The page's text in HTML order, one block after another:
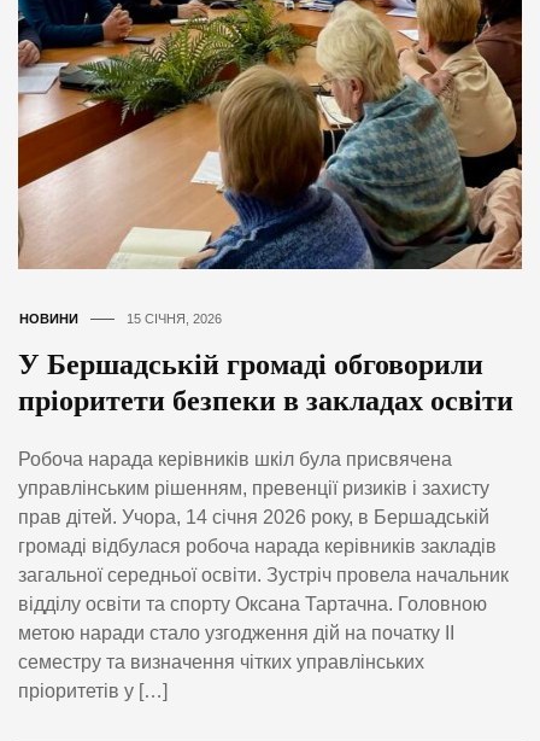
НОВИНИ 15 СІЧНЯ, 2026
У Бершадській громаді обговорили
пріоритети безпеки в закладах освіти
Робоча нарада керівників шкіл була присвячена
управлінським рішенням, превенції ризиків і захисту
прав дітей. Учора, 14 січня 2026 року, в Бершадській
громаді відбулася робоча нарада керівників закладів
загальної середньої освіти. Зустріч провела начальник
відділу освіти та спорту Оксана Тартачна. Головною
метою наради стало узгодження дій на початку ІІ
семестру та визначення чітких управлінських
пріоритетів у […]